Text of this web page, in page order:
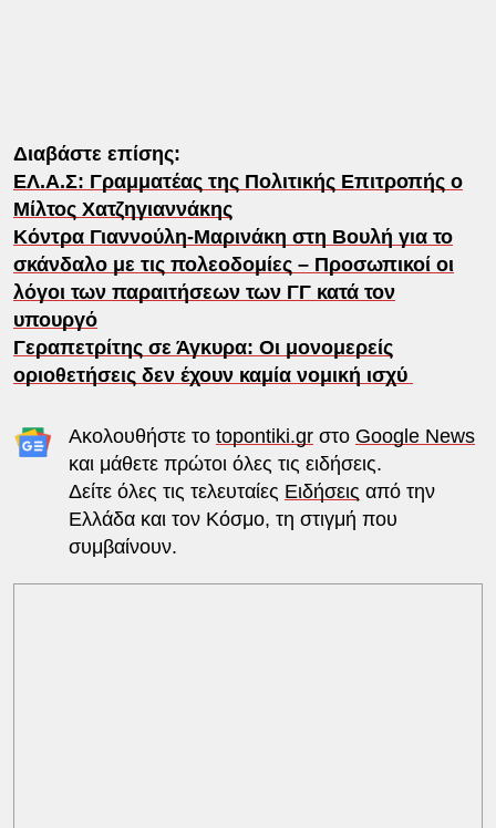
Διαβάστε επίσης:
ΕΛ.Α.Σ: Γραμματέας της Πολιτικής Επιτροπής ο
Μίλτος Χατζηγιαννάκης
Κόντρα Γιαννούλη-Μαρινάκη στη Βουλή για το
σκάνδαλο με τις πολεοδομίες – Προσωπικοί οι
λόγοι των παραιτήσεων των ΓΓ κατά τον
υπουργό
Γεραπετρίτης σε Άγκυρα: Οι μονομερείς
οριοθετήσεις δεν έχουν καμία νομική ισχύ
Ακολουθήστε το topontiki.grστο Google News
και μάθετε πρώτοι όλες τις ειδήσεις.
Δείτε όλες τις τελευταίες Ειδήσεις από την
Ελλάδα και τον Κόσμο, τη στιγμή που
συμβαίνουν.